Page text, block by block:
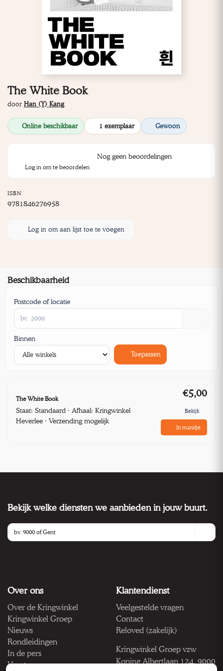
The White Book
door Han (Y) Kang
Online beschikbaar 1 exemplaar Gewoon
Nog geen beoordelingen
Log in om te beoordelen
ISBN
9781846276958
Log in om aan lijst toe te voegen
Beschikbaarheid
Postcode of locatie
Binnen
Toepassen
The White Book
Staat: Standaard · Afhaal: Kringwinkel
Heverlee · Verzending mogelijk
€5,00
Bekijk
In mandje
Bekijk welke diensten we aanbieden in jouw buurt.
Over ons
Over de Kringwinkel
Kringwinkel Groep
Nieuws
Rondleidingen
In de pers
Vacatures
Klantendienst
Veelgestelde vragen
Contact
Reloved (zakelijk)
Kringwinkel Groep vzw
Koning Albertlaan 124, 9000